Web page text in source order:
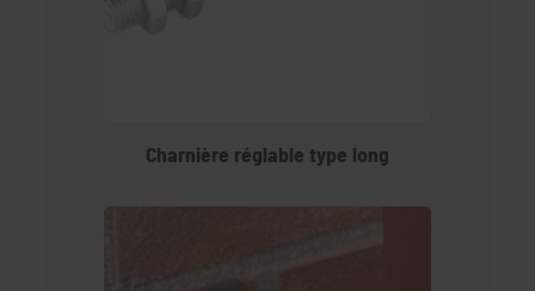
Charnière réglable type long